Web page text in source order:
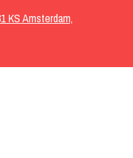
KS Amsterdam,